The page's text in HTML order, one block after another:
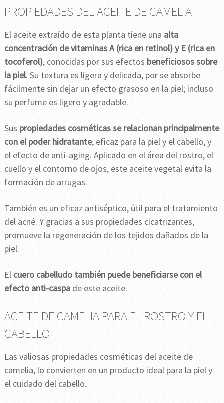
PROPIEDADES DEL ACEITE DE CAMELIA
El aceite extraído de esta planta tiene una alta
concentración de vitaminas A (rica en retinol) y E (rica en
tocoferol), conocidas por sus efectos beneficiosos sobre
la piel. Su textura es ligera y delicada, por se absorbe
fácilmente sin dejar un efecto grasoso en la piel; incluso
su perfume es ligero y agradable.
Sus propiedades cosméticas se relacionan principalmente
con el poder hidratante, eficaz para la piel y el cabello, y
el efecto de anti-aging. Aplicado en el área del rostro, el
cuello y el contorno de ojos, este aceite vegetal evita la
formación de arrugas.
También es un eficaz antiséptico, útil para el tratamiento
del acné. Y gracias a sus propiedades cicatrizantes,
promueve la regeneración de los tejidos dañados de la
piel.
Elcuero cabelludo también puede beneficiarse con el
efecto anti-caspade este aceite.
ACEITE DE CAMELIA PARA EL ROSTRO Y EL
CABELLO
Las valiosas propiedades cosméticas del aceite de
camelia, lo convierten en un producto ideal para la piel y
el cuidado del cabello.